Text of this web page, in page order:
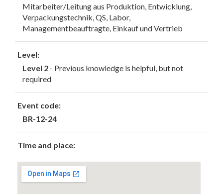
Mitarbeiter/Leitung aus Produktion, Entwicklung,
Verpackungstechnik, QS, Labor,
Managementbeauftragte, Einkauf und Vertrieb
Level:
Level 2 - Previous knowledge is helpful, but not
required
Event code:
BR-12-24
Time and place: